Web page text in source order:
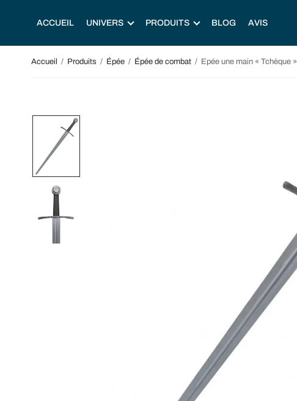
ACCUEIL UNIVERS PRODUITS BLOG AVIS
Accueil / Produits / Épée / Épée de combat / Epée une main « Tchèque »